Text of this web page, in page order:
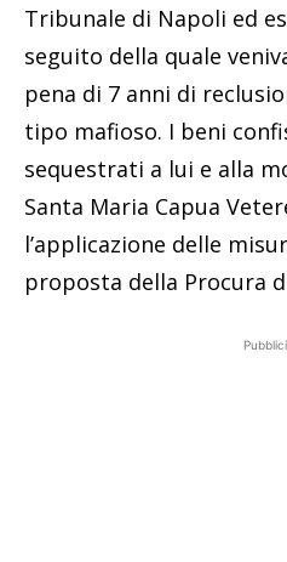
Tribunale di Napoli ed
seguito della quale
pena di 7 anni di
tipo mafioso. I beni
sequestrati a lui e alla
Santa Maria Capua
l’applicazione delle
proposta della Procura